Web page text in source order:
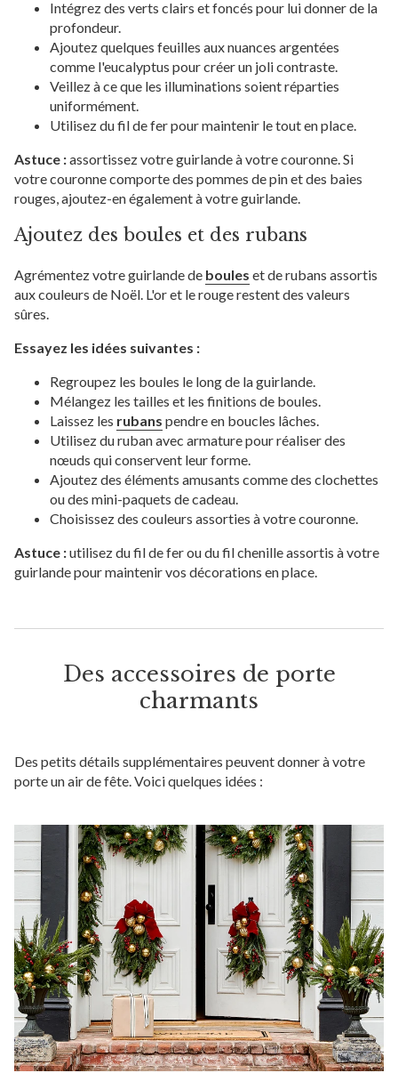
Intégrez des verts clairs et foncés pour lui donner de la
profondeur.
Ajoutez quelques feuilles aux nuances argentées
comme l'eucalyptus pour créer un joli contraste.
Veillez à ce que les illuminations soient réparties
uniformément.
Utilisez du fil de fer pour maintenir le tout en place.
Astuce :assortissez votre guirlande à votre couronne. Si
votre couronne comporte des pommes de pin et des baies
rouges, ajoutez-en également à votre guirlande.
Ajoutez des boules et des rubans
Agrémentez votre guirlande de boules et de rubans assortis
aux couleurs de Noël. L'or et le rouge restent des valeurs
sûres.
Essayez les idées suivantes :
Regroupez les boules le long de la guirlande.
Mélangez les tailles et les finitions de boules.
Laissez les rubans pendre en boucles lâches.
Utilisez du ruban avec armature pour réaliser des
nœuds qui conservent leur forme.
Ajoutez des éléments amusants comme des clochettes
ou des mini-paquets de cadeau.
Choisissez des couleurs assorties à votre couronne.
Astuce :utilisez du fil de fer ou du fil chenille assortis à votre
guirlande pour maintenir vos décorations en place.
Des accessoires de porte
charmants
Des petits détails supplémentaires peuvent donner à votre
porte un air de fête. Voici quelques idées :